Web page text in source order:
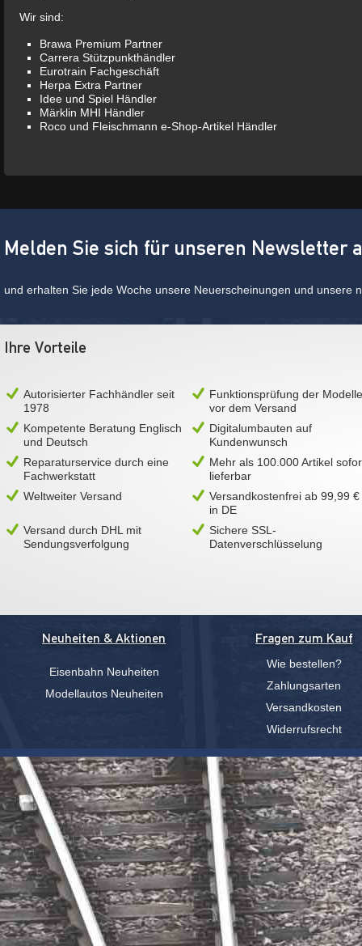
Wir sind:
Brawa Premium Partner
Carrera Stützpunkthändler
Eurotrain Fachgeschäft
Herpa Extra Partner
Idee und Spiel Händler
Märklin MHI Händler
Roco und Fleischmann e-Shop-Artikel Händler
Melden Sie sich für unseren Newsletter
und erhalten Sie jede Woche unsere Neuerscheinungen und unsere
Ihre Vorteile
Autorisierter Fachhändler seit
1978
Funktionsprüfung der Modelle
vor dem Versand
Kompetente Beratung Englisch
und Deutsch
Digitalumbauten auf
Kundenwunsch
Reparaturservice durch eine
Fachwerkstatt
Mehr als 100.000 Artikel
lieferbar
Weltweiter Versand
Versandkostenfrei ab 99,99 €
in DE
Versand durch DHL mit
Sendungsverfolgung
Sichere SSL-
Datenverschlüsselung
Neuheiten & Aktionen
Eisenbahn Neuheiten
Modellautos Neuheiten
Fragen zum Kauf
Wie bestellen?
Zahlungsarten
Versandkosten
Widerrufsrecht